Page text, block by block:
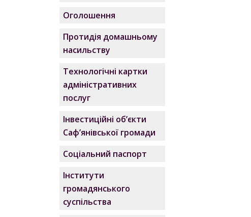
Оголошення
Протидія домашньому
насильству
Технологічні картки
адміністративних
послуг
Інвестиційні об’єкти
Саф’янівської громади
Соціальний паспорт
Інститути
громадянського
суспільства